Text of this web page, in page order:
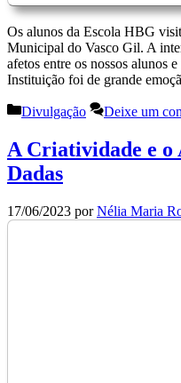
Os alunos da Escola HBG
Municipal do Vasco Gil. A
afetos entre os nossos alunos
Instituição foi de grande
Categorias
Divulgação Deixe um
A Criatividade e o
Dadas
17/06/2023 porNélia Maria